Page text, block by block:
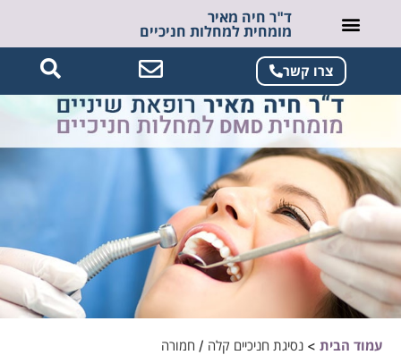
ד"ר חיה מאיר
מומחית למחלות חניכיים
צרו קשר
עמוד הבית > נסיגת חניכיים קלה / חמורה